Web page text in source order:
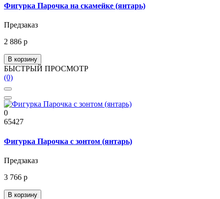
Фигурка Парочка на скамейке (янтарь)
Предзаказ
2 886 р
В корзину
БЫСТРЫЙ ПРОСМОТР
(0)
0
65427
Фигурка Парочка с зонтом (янтарь)
Предзаказ
3 766 р
В корзину